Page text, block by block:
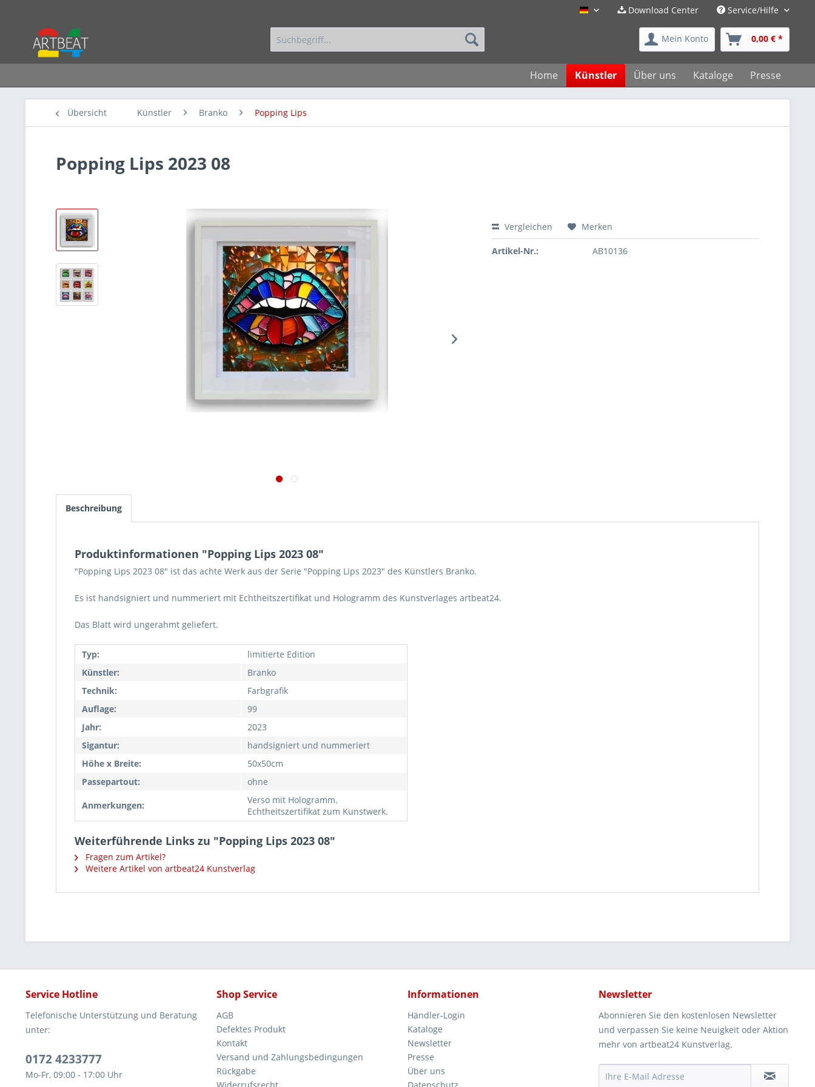
artbeat24 Kunstverlag
Download Center Service/Hilfe
Mein Konto 0,00 € *
Home Künstler Über uns Kataloge Presse
Übersicht Künstler Branko Popping Lips
Popping Lips 2023 08
Vergleichen Merken
Artikel-Nr.: AB10136
Beschreibung
Produktinformationen "Popping Lips 2023 08"
"Popping Lips 2023 08" ist das achte Werk aus der Serie "Popping Lips 2023" des Künstlers Branko.
Es ist handsigniert und nummeriert mit Echtheitszertifikat und Hologramm des Kunstverlages artbeat24.
Das Blatt wird ungerahmt geliefert.
Typ:
limitierte Edition
Künstler:
Branko
Technik:
Farbgrafik
Auflage:
99
Jahr:
2023
Sigantur:
handsigniert und nummeriert
Höhe x Breite:
50x50cm
Passepartout:
ohne
Anmerkungen:
Verso mit Hologramm.
Echtheitszertifikat zum Kunstwerk.
Weiterführende Links zu "Popping Lips 2023 08"
Fragen zum Artikel?
Weitere Artikel von artbeat24 Kunstverlag
Service Hotline
Telefonische Unterstützung und Beratung
unter:
0172 4233777
Mo-Fr, 09:00 - 17:00 Uhr
Shop Service
AGB
Defektes Produkt
Kontakt
Versand und Zahlungsbedingungen
Rückgabe
Informationen
Händler-Login
Kataloge
Newsletter
Presse
Über uns
Newsletter
Abonnieren Sie den kostenlosen Newsletter
und verpassen Sie keine Neuigkeit oder Aktion
mehr von artbeat24 Kunstverlag.